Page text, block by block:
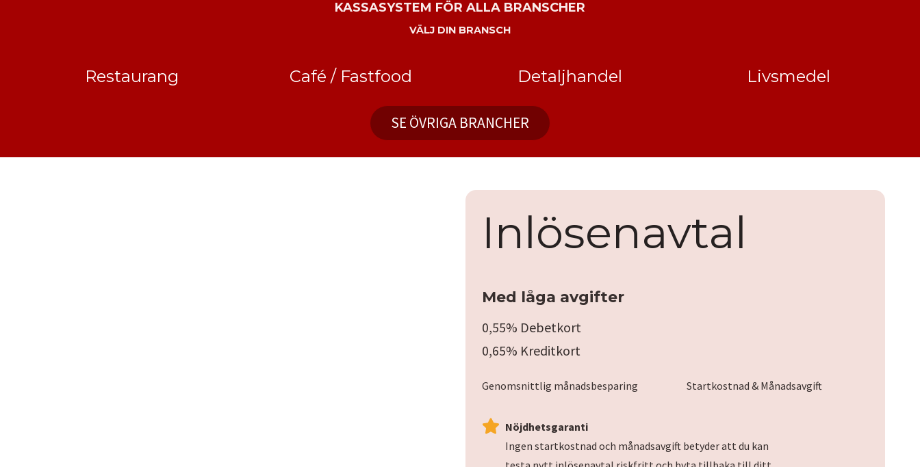
KASSASYSTEM FÖR ALLA BRANSCHER
VÄLJ DIN BRANSCH
Restaurang Café / Fastfood Detaljhandel Livsmedel
SE ÖVRIGA BRANCHER
Inlösenavtal
Med låga avgifter
0,55% Debetkort
0,65% Kreditkort
Genomsnittlig månadsbesparing Startkostnad & Månadsavgift
Nöjdhetsgaranti
Ingen startkostnad och månadsavgift betyder att du kan